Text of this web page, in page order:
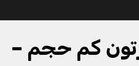
کم حجم –